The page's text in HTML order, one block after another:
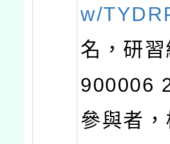
w/
名，研
900006
參與者